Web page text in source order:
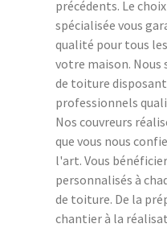
précédents. Le
spécialisée vous
qualité pour tous
votre maison. Nous
de toiture disposant
professionnels
Nos couvreurs
que vous nous
l'art. Vous
personnalisés à
de toiture. De la
chantier à la